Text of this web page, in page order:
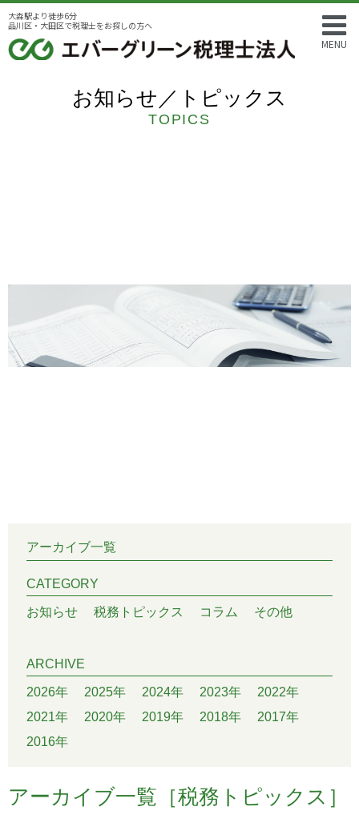
MENU
大森駅より徒歩6分
品川区・大田区で税理士をお探しの方へ
お知らせ／トピックス
TOPICS
アーカイブ一覧
CATEGORY
お知らせ 税務トピックス コラム その他
ARCHIVE
2026年 2025年 2024年 2023年
2022年
2021年
2020年 2019年 2018年
2017年
2016年
アーカイブ一覧［税務トピックス］